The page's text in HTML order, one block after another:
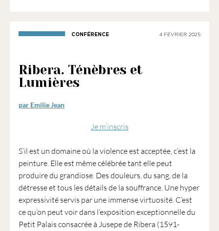
vocation
CONFÉRENCE 4 FÉVRIER 2025
Ribera. Ténèbres et
Lumières
par Emilie Jean
Je m’inscris
S’il est un domaine où la violence est acceptée, c’est la
peinture. Elle est même célébrée tant elle peut
produire du grandiose. Des douleurs, du sang, de la
détresse et tous les détails de la souffrance. Une hyper
expressivité servis par une immense virtuosité. C’est
ce qu’on peut voir dans l’exposition exceptionnelle du
Petit Palais consacrée à Jusepe de Ribera (1591-